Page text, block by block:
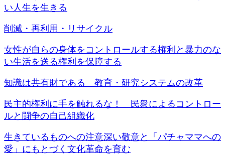
い人生を生きる
削減・再利用・リサイクル
女性が自らの身体をコントロールする権利と暴力のな
い生活を送る権利を保障する
知識は共有財である 教育・研究システムの改革
民主的権利に手を触れるな！ 民衆によるコントロー
ルと闘争の自己組織化
生きているものへの注意深い敬意と「パチャママへの
愛」にもとづく文化革命を育む